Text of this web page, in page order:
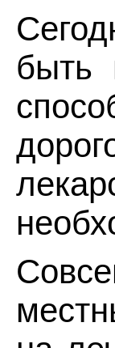
быть